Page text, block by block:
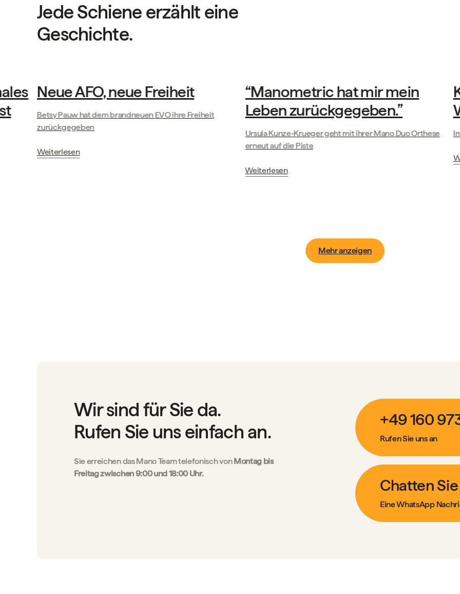
Jede Schiene erzählt eine
Geschichte.
Neue AFO, neue Freiheit
Betsy Pauw hat dem brandneuen EVO ihre Freiheit
zurückgegeben
Weiterlesen
‘‘Manometric hat mir mein
Leben zurückgegeben.’’
Ursula Kunze-Krueger geht mit ihrer Mano Duo Orthese
erneut auf die Piste
Weiterlesen
Mehr anzeigen
Wir sind für Sie da.
Rufen Sie uns einfach an.
Sie erreichen das Mano Team telefonisch vonMontag bis
Freitag zwischen 9:00 und 18:00 Uhr.
+49 160
Rufen Sie uns an
Chatten
Eine WhatsApp